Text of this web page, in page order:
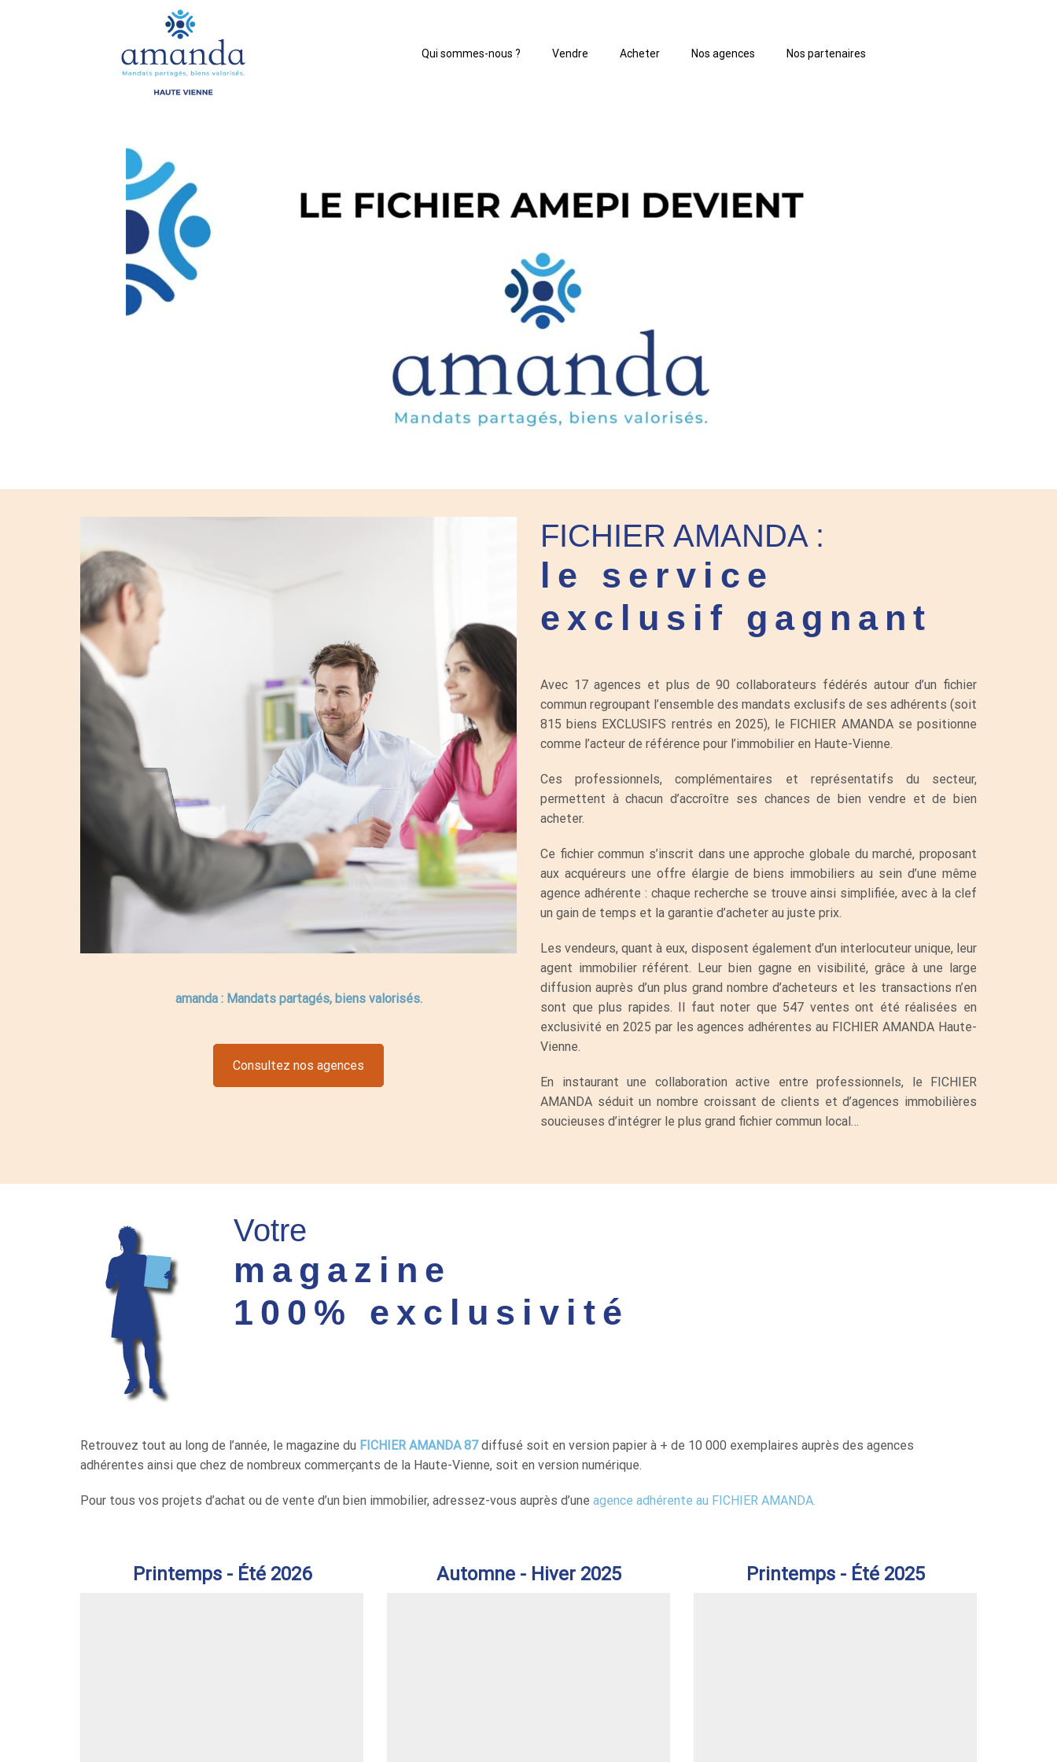
Qui sommes-nous ? Vendre Acheter Nos agences Nos partenaires
amanda : Mandats partagés, biens valorisés.
Consultez nos agences
FICHIER AMANDA :
le service
exclusif gagnant
Avec 17 agences et plus de 90 collaborateurs fédérés autour d’un fichier
commun regroupant l’ensemble des mandats exclusifs de ses adhérents (soit
815 biens EXCLUSIFS rentrés en 2025), le FICHIER AMANDA se positionne
comme l’acteur de référence pour l’immobilier en Haute-Vienne.
Ces professionnels, complémentaires et représentatifs du secteur,
permettent à chacun d’accroître ses chances de bien vendre et de bien
acheter.
Ce fichier commun s’inscrit dans une approche globale du marché, proposant
aux acquéreurs une offre élargie de biens immobiliers au sein d’une même
agence adhérente : chaque recherche se trouve ainsi simplifiée, avec à la clef
un gain de temps et la garantie d’acheter au juste prix.
Les vendeurs, quant à eux, disposent également d’un interlocuteur unique, leur
agent immobilier référent. Leur bien gagne en visibilité, grâce à une large
diffusion auprès d’un plus grand nombre d’acheteurs et les transactions n’en
sont que plus rapides. Il faut noter que 547 ventes ont été réalisées en
exclusivité en 2025 par les agences adhérentes au FICHIER AMANDA Haute-
Vienne.
En instaurant une collaboration active entre professionnels, le FICHIER
AMANDA séduit un nombre croissant de clients et d’agences immobilières
soucieuses d’intégrer le plus grand fichier commun local…
Votre
magazine
100% exclusivité
Retrouvez tout au long de l’année, le magazine du FICHIER AMANDA 87diffusé soit en version papier à + de 10 000 exemplaires auprès des agences
adhérentes ainsi que chez de nombreux commerçants de la Haute-Vienne, soit en version numérique.
Pour tous vos projets d’achat ou de vente d’un bien immobilier, adressez-vous auprès d’une agence adhérente au FICHIER AMANDA.
Printemps - Été 2026 Automne - Hiver 2025 Printemps - Été 2025